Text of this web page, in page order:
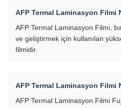
AFP Termal Laminasyon Filmi
AFP Termal Laminasyon Filmi,
ve geliştirmek için kullanılan
filmidir.
AFP Termal Laminasyon Filmi
AFP Termal Laminasyon Filmi